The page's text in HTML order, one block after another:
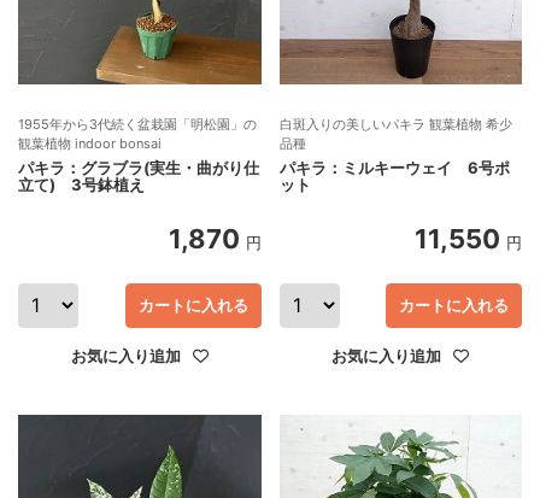
1955年から3代続く盆栽園「明松園」の
観葉植物 indoor bonsai
パキラ：グラブラ(実生・曲がり仕
立て) 3号鉢植え
1,870 円
カートに入れる
お気に入り追加
白斑入りの美しいパキラ 観葉植物 希少
品種
パキラ：ミルキーウェイ 6号ポ
ット
11,550 円
カートに入れる
お気に入り追加